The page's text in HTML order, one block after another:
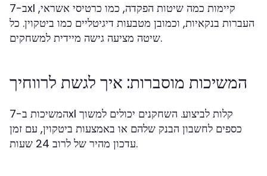
ב-7xl קיימות כמה שיטות הפקדה, כמו כרטיסי אשראי,
העברות בנקאיות, וכמובן מטבעות דיגיטליים כמו ביטקוין. כל
שיטה מציעה גישה מיידית למשחקים.
המשיכות מוסברות: איך לגשת לרווחיך
המשיכות ב-7xl קלות לביצוע. השחקנים יכולים למשוך
כספים לחשבון הבנק שלהם או באמצעות ביטקוין, עם זמן
עדכון מהיר של לרוב 24 שעות.